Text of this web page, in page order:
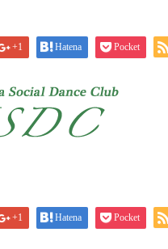
+1 Hatena Pocket
+1 Hatena Pocket